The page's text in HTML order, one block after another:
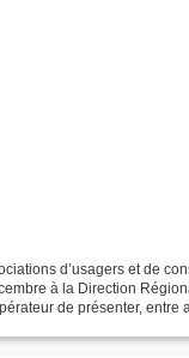
d’usagers et de
à la Direction
de présenter, entre